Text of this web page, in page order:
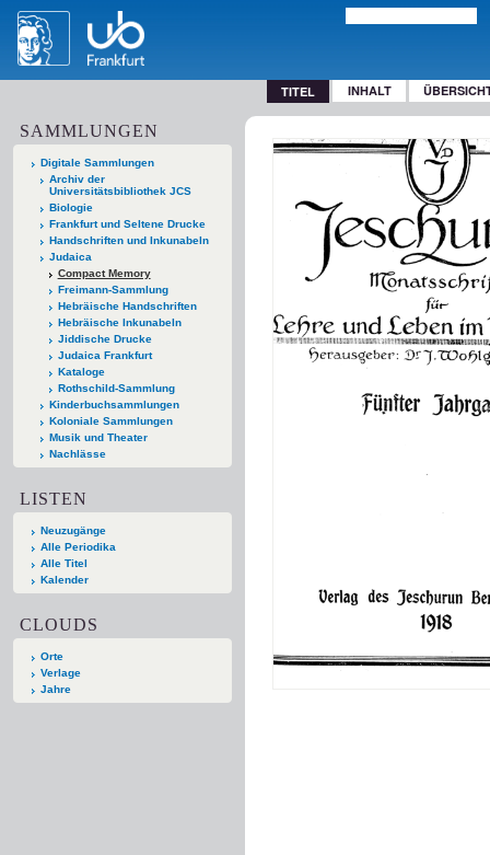
TITEL INHALT
SAMMLUNGEN
Digitale Sammlungen
Archiv der
Universitätsbibliothek JCS
Biologie
Frankfurt und Seltene Drucke
Handschriften und Inkunabeln
Judaica
Compact Memory
Freimann-Sammlung
Hebräische Handschriften
Hebräische Inkunabeln
Jiddische Drucke
Judaica Frankfurt
Kataloge
Rothschild-Sammlung
Kinderbuchsammlungen
Koloniale Sammlungen
Musik und Theater
Nachlässe
LISTEN
Neuzugänge
Alle Periodika
Alle Titel
Kalender
CLOUDS
Orte
Verlage
Jahre